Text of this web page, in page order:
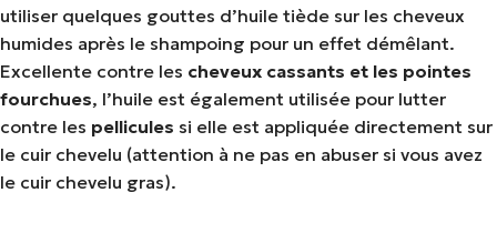
utiliser quelques gouttes d’huile tiède sur les cheveux
humides après le shampoing pour un effet démêlant.
Excellente contre les cheveux cassants et les pointes
fourchues, l’huile est également utilisée pour lutter
contre les pellicules si elle est appliquée directement sur
le cuir chevelu (attention à ne pas en abuser si vous avez
le cuir chevelu gras).